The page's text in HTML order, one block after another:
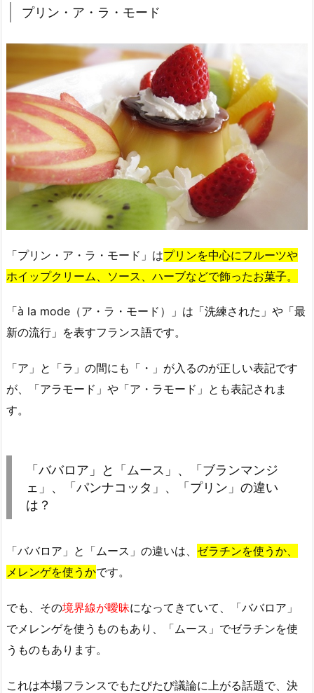
プリン・ア・ラ・モード
「プリン・ア・ラ・モード」はプリンを中心にフルーツや
ホイップクリーム、ソース、ハーブなどで飾ったお菓子。
「à la mode（ア・ラ・モード）」は「洗練された」や「最
新の流行」を表すフランス語です。
「ア」と「ラ」の間にも「・」が入るのが正しい表記です
が、「アラモード」や「ア・ラモード」とも表記されま
す。
「ババロア」と「ムース」、「ブランマンジ
ェ」、「パンナコッタ」、「プリン」の違い
は？
「ババロア」と「ムース」の違いは、 ゼラチンを使うか、
メレンゲを使うかです。
でも、その境界線が曖昧になってきていて、「ババロア」
でメレンゲを使うものもあり、「ムース」でゼラチンを使
うものもあります。
これは本場フランスでもたびたび議論に上がる話題で、決